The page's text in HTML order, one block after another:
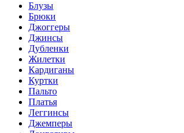
Блузы
Брюки
Джоггеры
Джинсы
Дубленки
Жилетки
Кардиганы
Куртки
Пальто
Платья
Леггинсы
Джемперы